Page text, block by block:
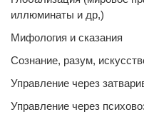
иллюминаты и др,)
Мифология и сказания
Сознание, разум,
Управление через
Управление через